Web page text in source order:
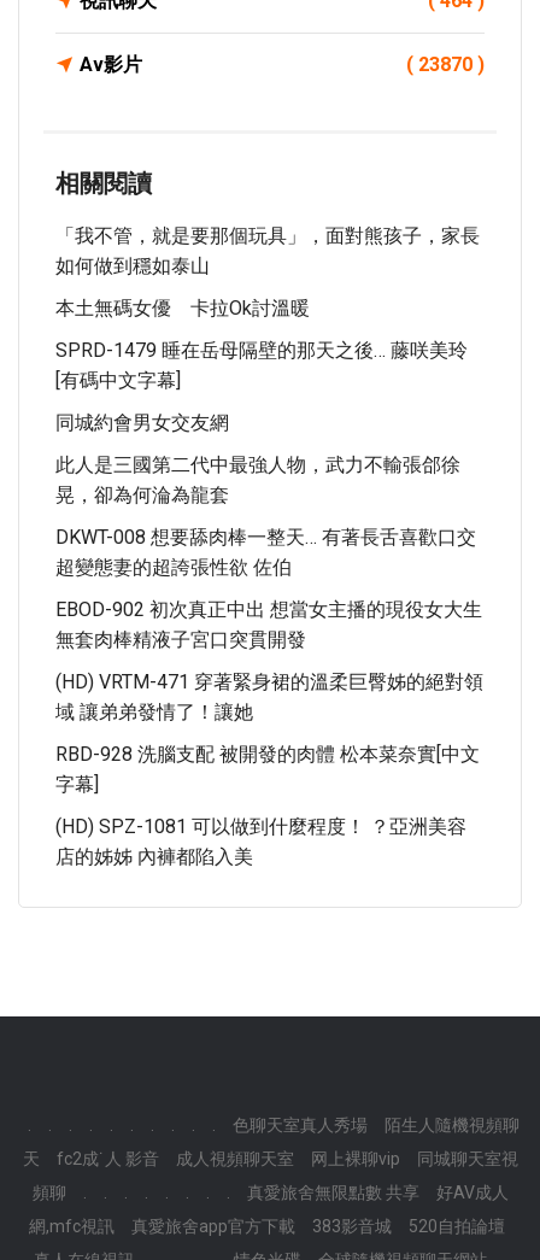
Av影片 ( 23870 )
相關閱讀
「我不管，就是要那個玩具」，面對熊孩子，家長
如何做到穩如泰山
本土無碼女優 卡拉ok討溫暖
SPRD-1479 睡在岳母隔壁的那天之後… 藤咲美玲
[有碼中文字幕]
同城約會男女交友網
此人是三國第二代中最強人物，武力不輸張郃徐
晃，卻為何淪為龍套
DKWT-008 想要舔肉棒一整天… 有著長舌喜歡口交
超變態妻的超誇張性欲 佐伯
EBOD-902 初次真正中出 想當女主播的現役女大生
無套肉棒精液子宮口突貫開發
(HD) VRTM-471 穿著緊身裙的溫柔巨臀姊的絕對領
域 讓弟弟發情了！讓她
RBD-928 洗腦支配 被開發的肉體 松本菜奈實[中文
字幕]
(HD) SPZ-1081 可以做到什麼程度！ ？亞洲美容
店的姊姊 內褲都陷入美
色聊天室真人秀場
陌生人隨機視頻聊
天
fc2成˙人 影音 成人視頻聊天室 网上裸聊vip
同城聊天室視
頻聊
真愛旅舍無限點數 共享
好AV成人
網,mfc視訊
真愛旅舍app官方下載 383影音城
520自拍論壇